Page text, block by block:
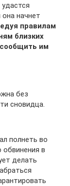
она начнет
правилам
близких
им
без
сновидца.
полнеть во
обвинения в
делать